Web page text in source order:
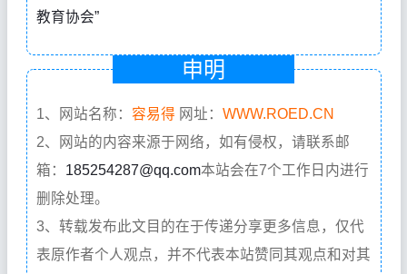
教育协会”
申明
1、网站名称： 容易得 网址： WWW.ROED.CN
2、网站的内容来源于网络，如有侵权，请联系邮
箱： 185254287@qq.com本站会在7个工作日内进行
删除处理。
3、转载发布此文目的在于传递分享更多信息，仅代
表原作者个人观点，并不代表本站赞同其观点和对其